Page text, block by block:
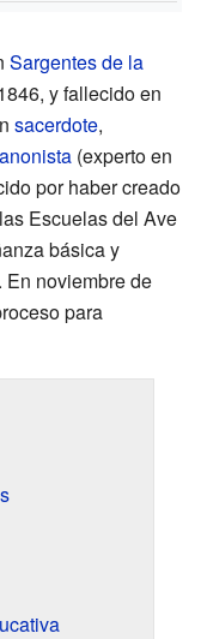
Sargentes de la
y fallecido en
sacerdote,
(experto en
por haber creado
Escuelas del Ave
básica y
En noviembre de
para